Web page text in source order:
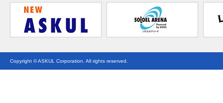
Copyright © ASKUL Corporation. All rights reserved.